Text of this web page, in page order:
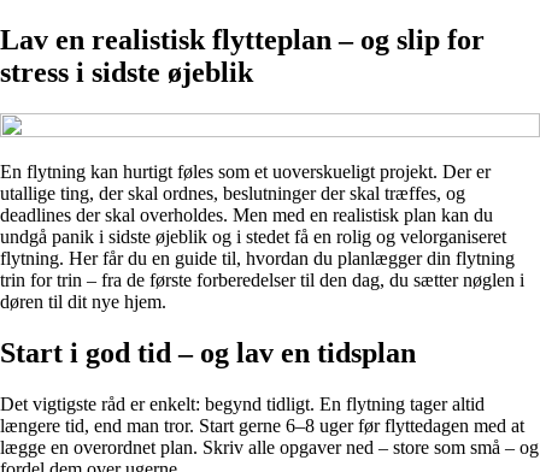
Lav en realistisk flytteplan – og slip for
stress i sidste øjeblik
En flytning kan hurtigt føles som et uoverskueligt projekt. Der er
utallige ting, der skal ordnes, beslutninger der skal træffes, og
deadlines der skal overholdes. Men med en realistisk plan kan du
undgå panik i sidste øjeblik og i stedet få en rolig og velorganiseret
flytning. Her får du en guide til, hvordan du planlægger din flytning
trin for trin – fra de første forberedelser til den dag, du sætter nøglen i
døren til dit nye hjem.
Start i god tid – og lav en tidsplan
Det vigtigste råd er enkelt: begynd tidligt. En flytning tager altid
længere tid, end man tror. Start gerne 6–8 uger før flyttedagen med at
lægge en overordnet plan. Skriv alle opgaver ned – store som små – og